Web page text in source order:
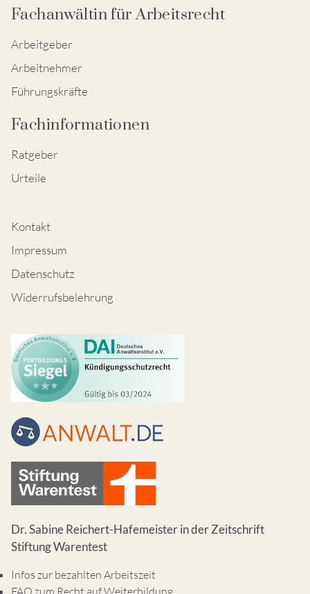
Fachanwältin für Arbeitsrecht
Arbeitgeber
Arbeitnehmer
Führungskräfte
Fachinformationen
Ratgeber
Urteile
Kontakt
Impressum
Datenschutz
Widerrufsbelehrung
Dr. Sabine Reichert-Hafemeister in der Zeitschrift
Stiftung Warentest
Infos zur bezahlten Arbeitszeit